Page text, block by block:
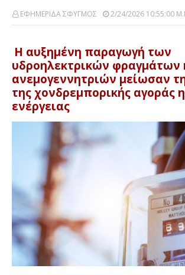
ΕΦΗΜΕΡΙΔΑ ΣΦΥΓΜΟΣ 2/24/2026 10:55:00
Η αυξημένη παραγωγή των
υδροηλεκτρικών φραγμάτων
ανεμογεννητριών μείωσαν
της χονδρεμπορικής αγοράς
ενέργειας